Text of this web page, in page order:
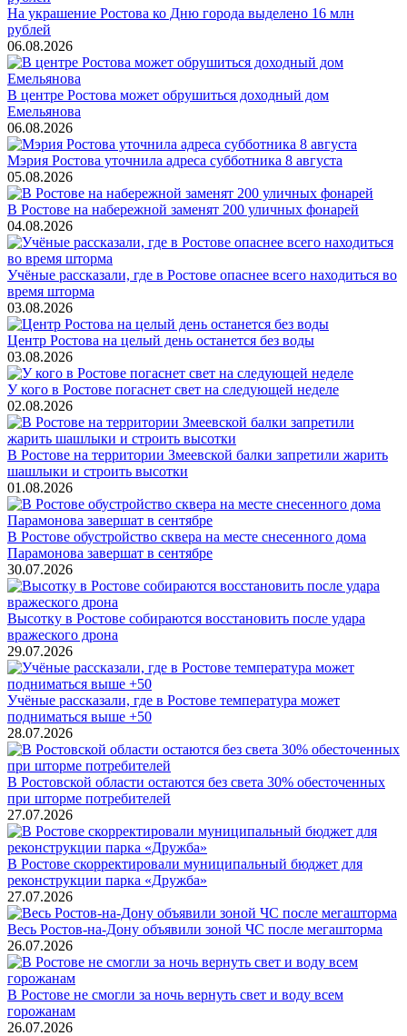
На украшение Ростова ко Дню города выделено 16 млн
рублей
06.08.2026
В центре Ростова может обрушиться доходный дом
Емельянова
06.08.2026
Мэрия Ростова уточнила адреса субботника 8 августа
05.08.2026
В Ростове на набережной заменят 200 уличных фонарей
04.08.2026
Учёные рассказали, где в Ростове опаснее всего находиться во
время шторма
03.08.2026
Центр Ростова на целый день останется без воды
03.08.2026
У кого в Ростове погаснет свет на следующей неделе
02.08.2026
В Ростове на территории Змеевской балки запретили жарить
шашлыки и строить высотки
01.08.2026
В Ростове обустройство сквера на месте снесенного дома
Парамонова завершат в сентябре
30.07.2026
Высотку в Ростове собираются восстановить после удара
вражеского дрона
29.07.2026
Учёные рассказали, где в Ростове температура может
подниматься выше +50
28.07.2026
В Ростовской области остаются без света 30% обесточенных
при шторме потребителей
27.07.2026
В Ростове скорректировали муниципальный бюджет для
реконструкции парка «Дружба»
27.07.2026
Весь Ростов-на-Дону объявили зоной ЧС после мегашторма
26.07.2026
В Ростове не смогли за ночь вернуть свет и воду всем
горожанам
26.07.2026